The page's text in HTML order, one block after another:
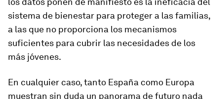
sistema de bienestar para proteger a las familias,
a las que no proporciona los mecanismos
suficientes para cubrir las necesidades de los
más jóvenes.
En cualquier caso, tanto España como Europa
muestran sin duda un panorama de futuro nada